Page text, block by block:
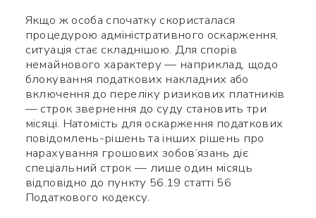
Якщо ж особа спочатку скористалася
процедурою адміністративного оскарження,
ситуація стає складнішою. Для спорів
немайнового характеру — наприклад, щодо
блокування податкових накладних або
включення до переліку ризикових платників
— строк звернення до суду становить три
місяці. Натомість для оскарження податкових
повідомлень-рішень та інших рішень про
нарахування грошових зобов’язань діє
спеціальний строк — лише один місяць
відповідно до пункту 56.19 статті 56
Податкового кодексу.